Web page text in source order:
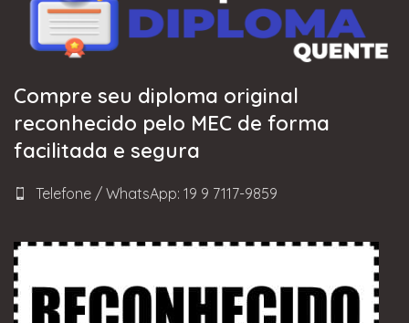
Compre seu diploma original
reconhecido pelo MEC de forma
facilitada e segura
Telefone / WhatsApp: 19 9 7117-9859